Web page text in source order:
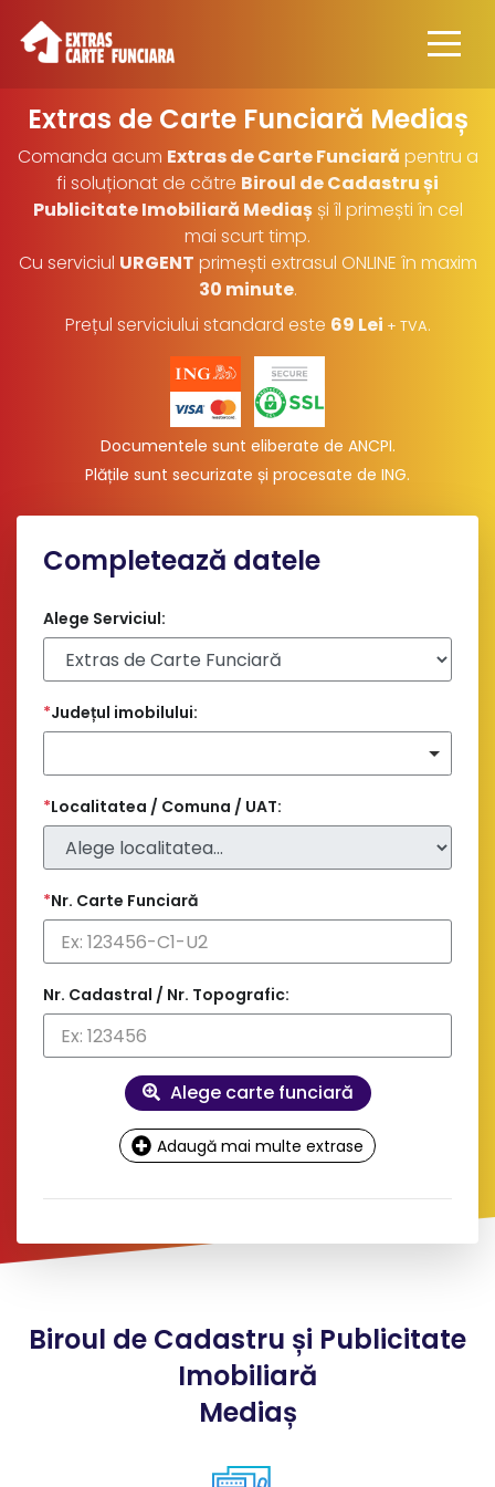
Extras de Carte Funciară Mediaș
Comanda acum Extras de Carte Funciară pentru a
fi soluționat de către Biroul de Cadastru și
Publicitate Imobiliară Mediașși îl primești în cel
mai scurt timp.
Cu serviciul URGENT primești extrasul ONLINE în maxim
30 minute.
Prețul serviciului standard este 69 Lei + TVA.
Documentele sunt eliberate de ANCPI.
Plățile sunt securizate și procesate de ING.
Completează datele
Alege Serviciul:
*Județul imobilului:
*Localitatea / Comuna / UAT:
*Nr. Carte Funciară
Nr. Cadastral / Nr. Topografic:
Alege carte funciară
Adaugă mai multe extrase
Datecontact și facturare
*Nume client:
Biroul de Cadastru și Publicitate
Imobiliară
Mediaș